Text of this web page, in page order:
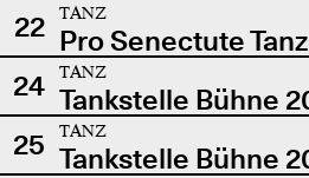
22
TANZ
Pro Senectute
24
TANZ
Tankstelle Bühne
25
TANZ
Tankstelle Bühne